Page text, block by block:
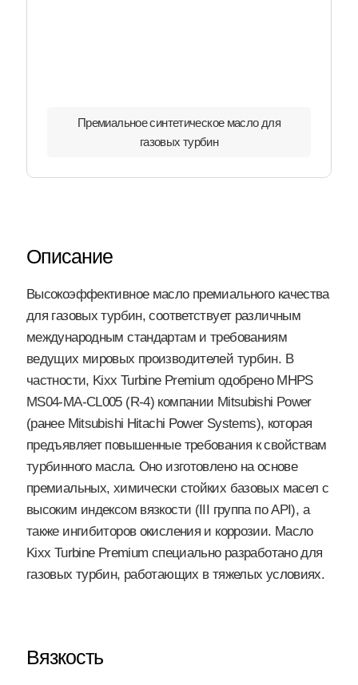
Премиальное синтетическое масло для
газовых турбин
Описание
Высокоэффективное масло премиального качества
для газовых турбин, соответствует различным
международным стандартам и требованиям
ведущих мировых производителей турбин. В
частности, Kixx Turbine Premium одобрено MHPS
MS04-MA-CL005 (R-4) компании Mitsubishi Power
(ранее Mitsubishi Hitachi Power Systems), которая
предъявляет повышенные требования к свойствам
турбинного масла. Оно изготовлено на основе
премиальных, химически стойких базовых масел с
высоким индексом вязкости (III группа по API), а
также ингибиторов окисления и коррозии. Масло
Kixx Turbine Premium специально разработано для
газовых турбин, работающих в тяжелых условиях.
Вязкость